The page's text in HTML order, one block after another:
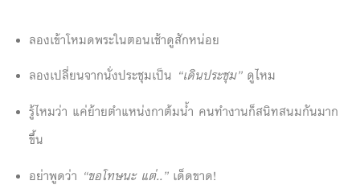
ลองเข้าโหมดพระในตอนเช้าดูสักหน่อย
ลองเปลี่ยนจากนั่งประชุมเป็น “เดินประชุม”ดูไหม
รู้ไหมว่า แค่ย้ายตำแหน่งกาต้มน้ำ คนทำงานก็สนิทสนมกันมาก
ขึ้น
อย่าพูดว่า “ขอโทษนะ แต่..”เด็ดขาด!